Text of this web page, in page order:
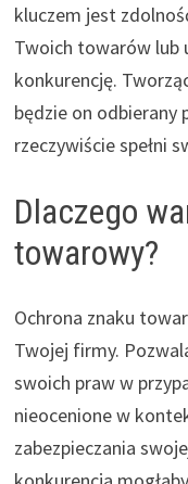
kluczem jest
Twoich towarów lub
konkurencję.
będzie on odbierany
rzeczywiście spełni
Dlaczego
towarowy?
Ochrona znaku
Twojej firmy.
swoich praw w
nieocenione w
zabezpieczania